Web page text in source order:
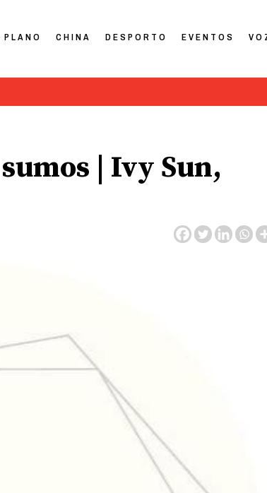
PLANO CHINA DESPORTO EVENTOS
| Ivy Sun,